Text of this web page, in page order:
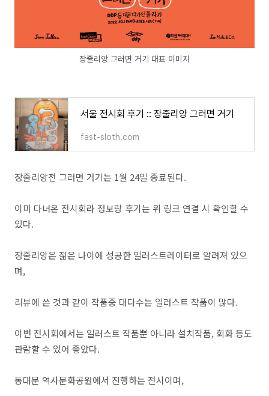
장줄리앙 그러면 거기 대표 이미지
서울 전시회 후기 :: 장줄리앙 그러면 거기
fast-sloth.com
장줄리앙전 그러면 거기는 1월 24일 종료된다.
이미 다녀온 전시회라 정보랑 후기는 위 링크 연결 시 확인할 수
있다.
장줄리앙은 젊은 나이에 성공한 일러스트레이터로 알려져 있으
며,
리뷰에 쓴 것과 같이 작품중 대다수는 일러스트 작품이 많다.
이번 전시회에서는 일러스트 작품뿐 아니라 설치작품, 회화 등도
관람할 수 있어 좋았다.
동대문 역사문화공원에서 진행하는 전시이며,